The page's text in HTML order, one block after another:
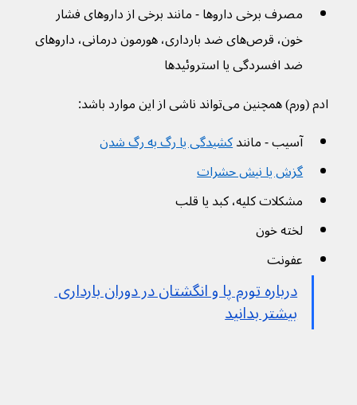
مصرف برخی داروها - مانند برخی از داروهای فشار
خون، قرص‌های ضد بارداری، هورمون درمانی، داروهای
ضد افسردگی یا استروئیدها
ادم (ورم) همچنین می‌تواند ناشی از این موارد باشد:
آسیب - مانند کشیدگی یا رگ به رگ شدن
گزش یا نیش حشرات
مشکلات کلیه، کبد یا قلب
لخته خون
عفونت
درباره تورم پا و انگشتان در دوران بارداری
بیشتر بدانید